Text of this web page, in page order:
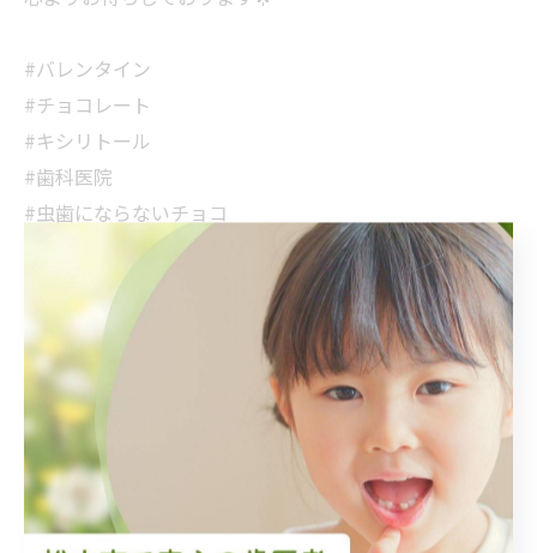
#バレンタイン
#チョコレート
#キシリトール
#歯科医院
#虫歯にならないチョコ
< 前のページ 一覧に戻る 次のページ >
Categories